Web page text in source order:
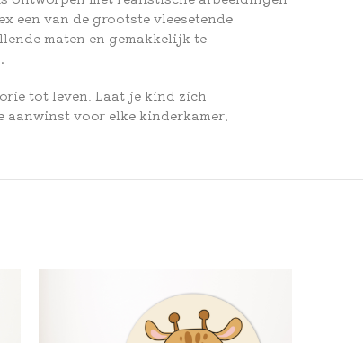
een van de grootste vleesetende
maten en gemakkelijk te
tot leven. Laat je kind zich
voor elke kinderkamer.